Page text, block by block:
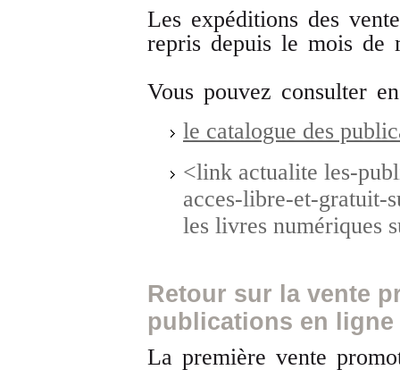
Les expéditions des
repris depuis le mois de
Vous pouvez consulter
le catalogue des
<link actualite les-
acces-libre-et-gratuit-
les livres numériques
Retour sur la vente
publications en ligne
La première vente